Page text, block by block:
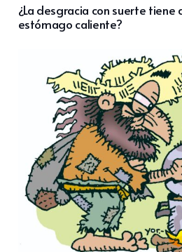
¿La desgracia con suerte tiene
estómago caliente?